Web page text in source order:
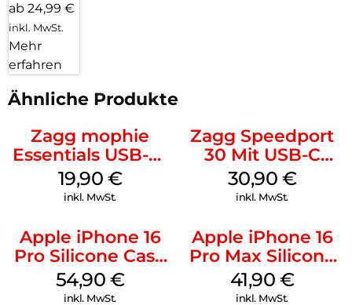
ab 24,99 €
inkl. MwSt.
Mehr
erfahren
Ähnliche Produkte
Zagg mophie
Essentials USB-C-
20W Charger PD
Weiß
19,90 €
inkl. MwSt.
Zagg Speedport
30 Mit USB-C
Kabel Weiß
30,90 €
inkl. MwSt.
Apple iPhone 16
Pro Silicone Case
MagSafe Black
54,90 €
inkl. MwSt.
Apple iPhone 16
Pro Max Silicone
Case MagSafe
Ultramarine
41,90 €
inkl. MwSt.